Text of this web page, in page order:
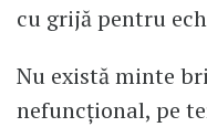
cu grijă pentru
Nu există minte
nefuncțional, pe